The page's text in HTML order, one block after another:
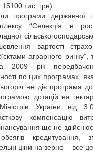
тис. грн).
програми державної
“Селекція в
вартості
аграрного ринку”,
2009 рік
по цих програмах,
не діє програма
дотацій на гектар
Міністрів України
компенсацію
ще не
обсягів
ціни на зерно – все